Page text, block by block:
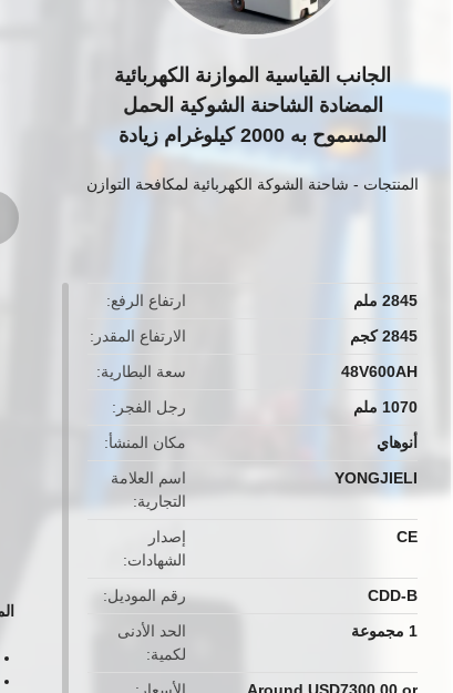
الجانب القياسية الموازنة الكهربائية
المضادة الشاحنة الشوكية الحمل
المسموح به 2000 كيلوغرام زيادة
المنتجات - شاحنة الشوكة الكهربائية لمكافحة التوازن
ارتفاع الرفع
2845 ملم
الارتفاع المقدر
2845 كجم
سعة البطارية
48V600AH
رجل الفجر
1070 ملم
مكان المنشأ
أنوهاي
اسم العلامة
التجارية
YONGJIELI
إصدار
الشهادات
CE
رقم الموديل
CDD-B
الحد الأدنى
لكمية
1 مجموعة